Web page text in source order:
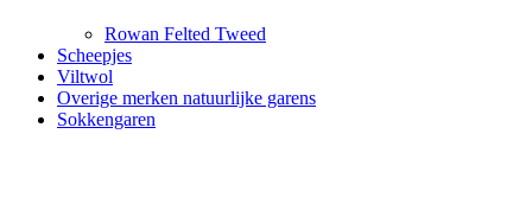
Rowan Felted Tweed
Scheepjes
Viltwol
Overige merken natuurlijke garens
Sokkengaren